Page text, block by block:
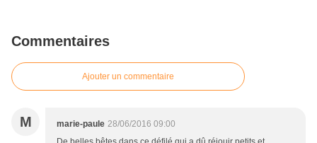
Commentaires
Ajouter un commentaire
M marie-paule 28/06/2016 09:00